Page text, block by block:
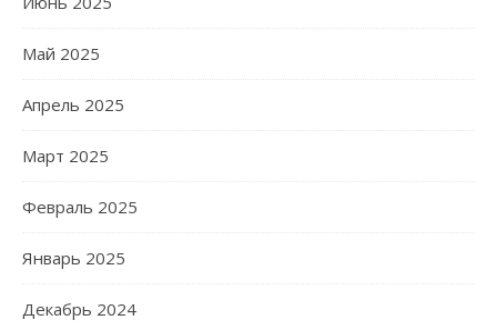
Май 2025
Апрель 2025
Март 2025
Февраль 2025
Январь 2025
Декабрь 2024